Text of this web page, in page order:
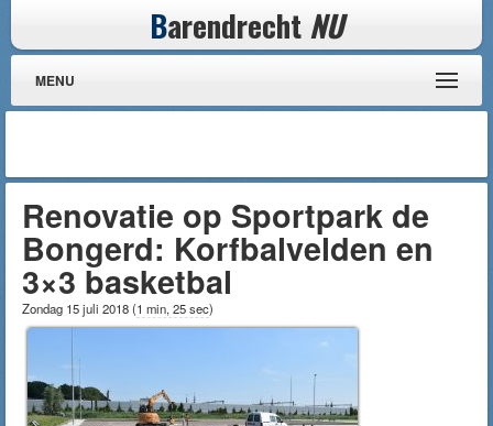
Barendrecht NU
MENU
Renovatie op Sportpark de
Bongerd: Korfbalvelden en
3×3 basketbal
Zondag 15 juli 2018(1 min, 25 sec)